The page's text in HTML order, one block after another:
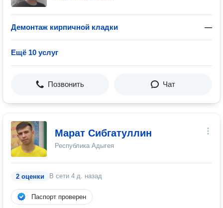
Демонтаж кирпичной кладки —
Ещё 10 услуг
Позвонить Чат
Марат Сибгатуллин
Республика Адыгея
2 оценки В сети 4 д. назад
Паспорт проверен